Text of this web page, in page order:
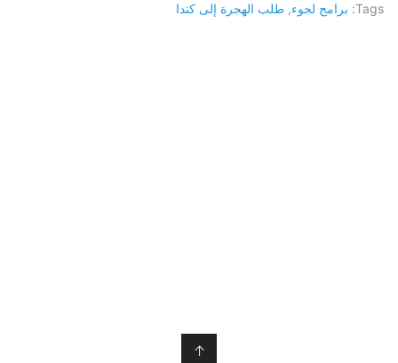
Tags: برامج لجوء, طلب الهجرة إلى كندا
↑